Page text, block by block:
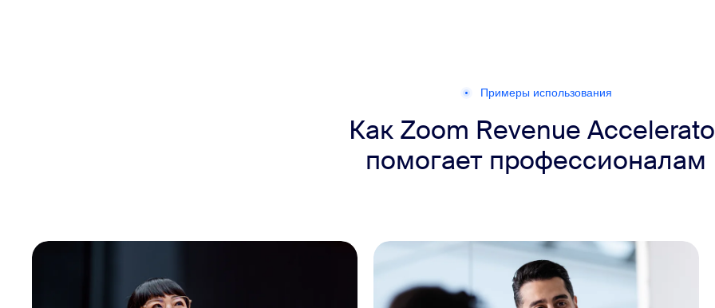
Примеры использования
Как Zoom Revenue
помогает профессионалам